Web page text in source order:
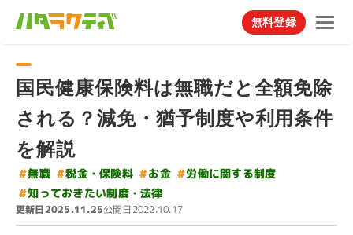
無料登録
国民健康保険料は無職だと全額免除
される？減免・猶予制度や利用条件
を解説
#無職 #税金・保険料 #お金 #労働に関する制度
#知っておきたい制度・法律
更新日2025.11.25公開日2022.10.17